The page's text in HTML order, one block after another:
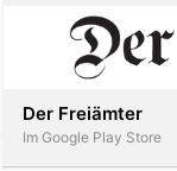
Der Freiämter
Im Google Play Store